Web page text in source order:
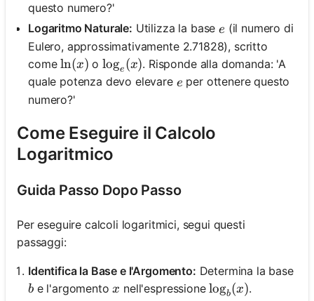
questo numero?'
Logaritmo Naturale: Utilizza la basee
e (il numero di
Eulero, approssimativamente 2.71828), scritto
come\ln(x)
ln(x) o \log_e(x)
loge (x). Risponde alla domanda: 'A
quale potenza devo elevare e
e per ottenere questo
numero?'
Come Eseguire il Calcolo
Logaritmico
Guida Passo Dopo Passo
Per eseguire calcoli logaritmici, segui questi
passaggi:
Identifica la Base e l'Argomento: Determina la base
b
be l'argomentox
x nell'espressione\log_b(x)
logb(x).